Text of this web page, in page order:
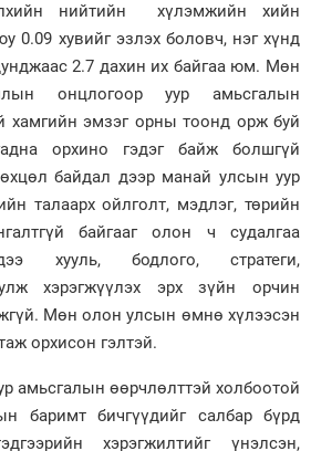
нийтийн хүлэмжийн хийн
0.09 хувийг эзлэх боловч, нэг хүнд
2.7 дахин их байгаа юм. Мөн
онцлогоор уур амьсгалын
хамгийн эмзэг орны тоонд орж буй
орхино гэдэг байж болшгүй
байдал дээр манай улсын уур
талаарх ойлголт, мэдлэг, төрийн
байгааг олон ч судалгаа
хууль, бодлого, стратеги,
хэрэгжүүлэх эрх зүйн орчин
Мөн олон улсын өмнө хүлээсэн
орхисон гэлтэй.
амьсгалын өөрчлөлттэй холбоотой
баримт бичгүүдийг салбар бүрд
хэрэгжилтийг үнэлсэн,